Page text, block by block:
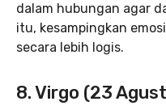
dalam hubungan agar
itu, kesampingkan
secara lebih logis.
8. Virgo (23